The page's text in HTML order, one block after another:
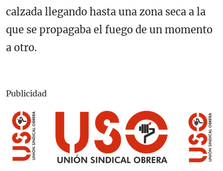
calzada llegando hasta una zona seca a la
que se propagaba el fuego de un momento
a otro.
Publicidad